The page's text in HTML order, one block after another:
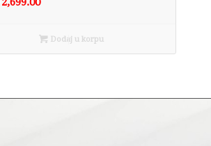
Dodaj u korpu